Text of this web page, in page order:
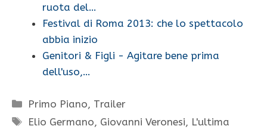
ruota del…
Festival di Roma 2013: che lo spettacolo
abbia inizio
Genitori & Figli - Agitare bene prima
dell'uso,…
Categorie
Primo Piano, Trailer
Tag
Elio Germano, Giovanni Veronesi, L'ultima